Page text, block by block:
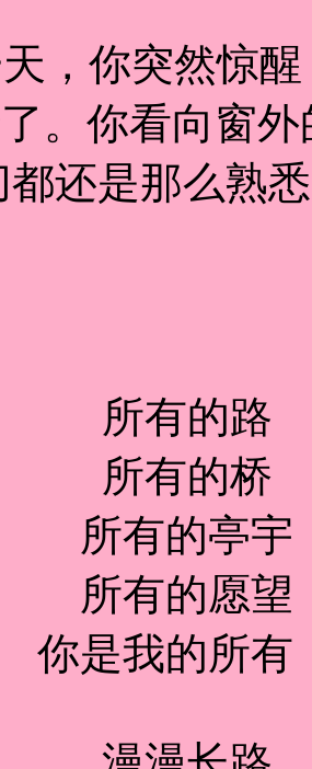
你突然惊醒
。你看向窗
还是那么熟
所有的路
所有的桥
所有的亭
所有的愿
你是我的所